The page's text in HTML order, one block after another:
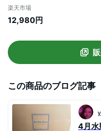
レディース メンズ 痛く
きやすい下駄 浴衣 夏
ル mizutori
楽天市場
12,980円
この商品のブログ記事
4月